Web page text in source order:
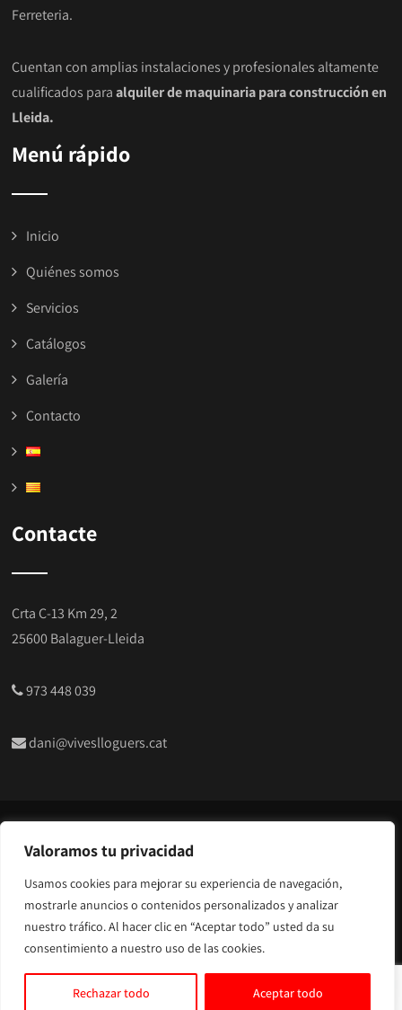
Valoramos tu privacidad
Usamos cookies para mejorar su experiencia de navegación,
mostrarle anuncios o contenidos personalizados y analizar
nuestro tráfico. Al hacer clic en “Aceptar todo” usted da su
consentimiento a nuestro uso de las cookies.
Rechazar todo Aceptar todo
Ferreteria.
Cuentan con amplias instalaciones y profesionales altamente
cualificados paraalquiler de maquinaria para construcción en
Lleida.
Menú rápido
Inicio
Quiénes somos
Servicios
Catálogos
Galería
Contacto
Contacte
Crta C-13 Km 29, 2
25600 Balaguer-Lleida
973 448 039
dani@viveslloguers.cat
maquinaria para construcción en Lleida
Aviso legal y Privacidad
| Accesibilidad | Diseñado por
Citiservi Media